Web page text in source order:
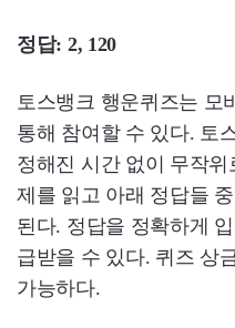
정답: 2, 120
토스뱅크 행운퀴즈는 모
통해 참여할 수 있다. 토
정해진 시간 없이 무작
제를 읽고 아래 정답들
된다. 정답을 정확하게
급받을 수 있다. 퀴즈 상
가능하다.